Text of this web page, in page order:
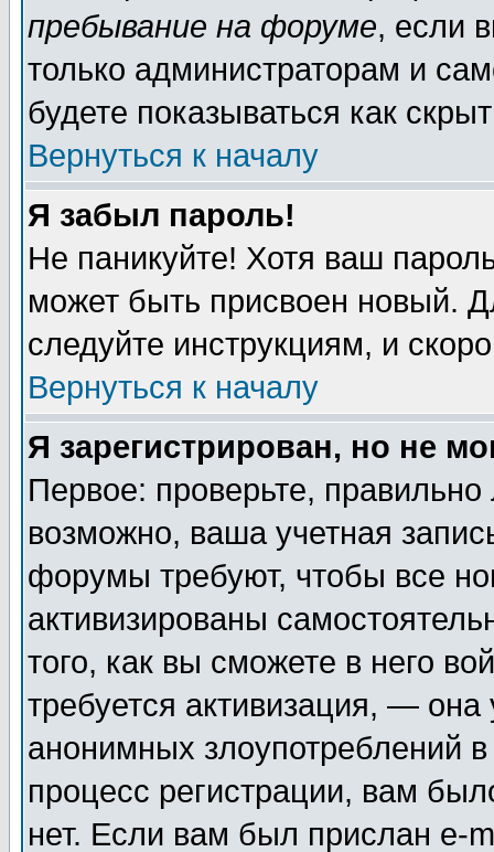
пребывание на форуме, если
только администраторам и
будете показываться как
Вернуться к началу
Я забыл пароль!
Не паникуйте! Хотя ваш
может быть присвоен новый.
следуйте инструкциям, и
Вернуться к началу
Я зарегистрирован, но не
Первое: проверьте,
возможно, ваша учетная
форумы требуют, чтобы все
активизированы
того, как вы сможете в него
требуется активизация, —
анонимных злоупотреблений
процесс регистрации, вам
нет. Если вам был прислан e-